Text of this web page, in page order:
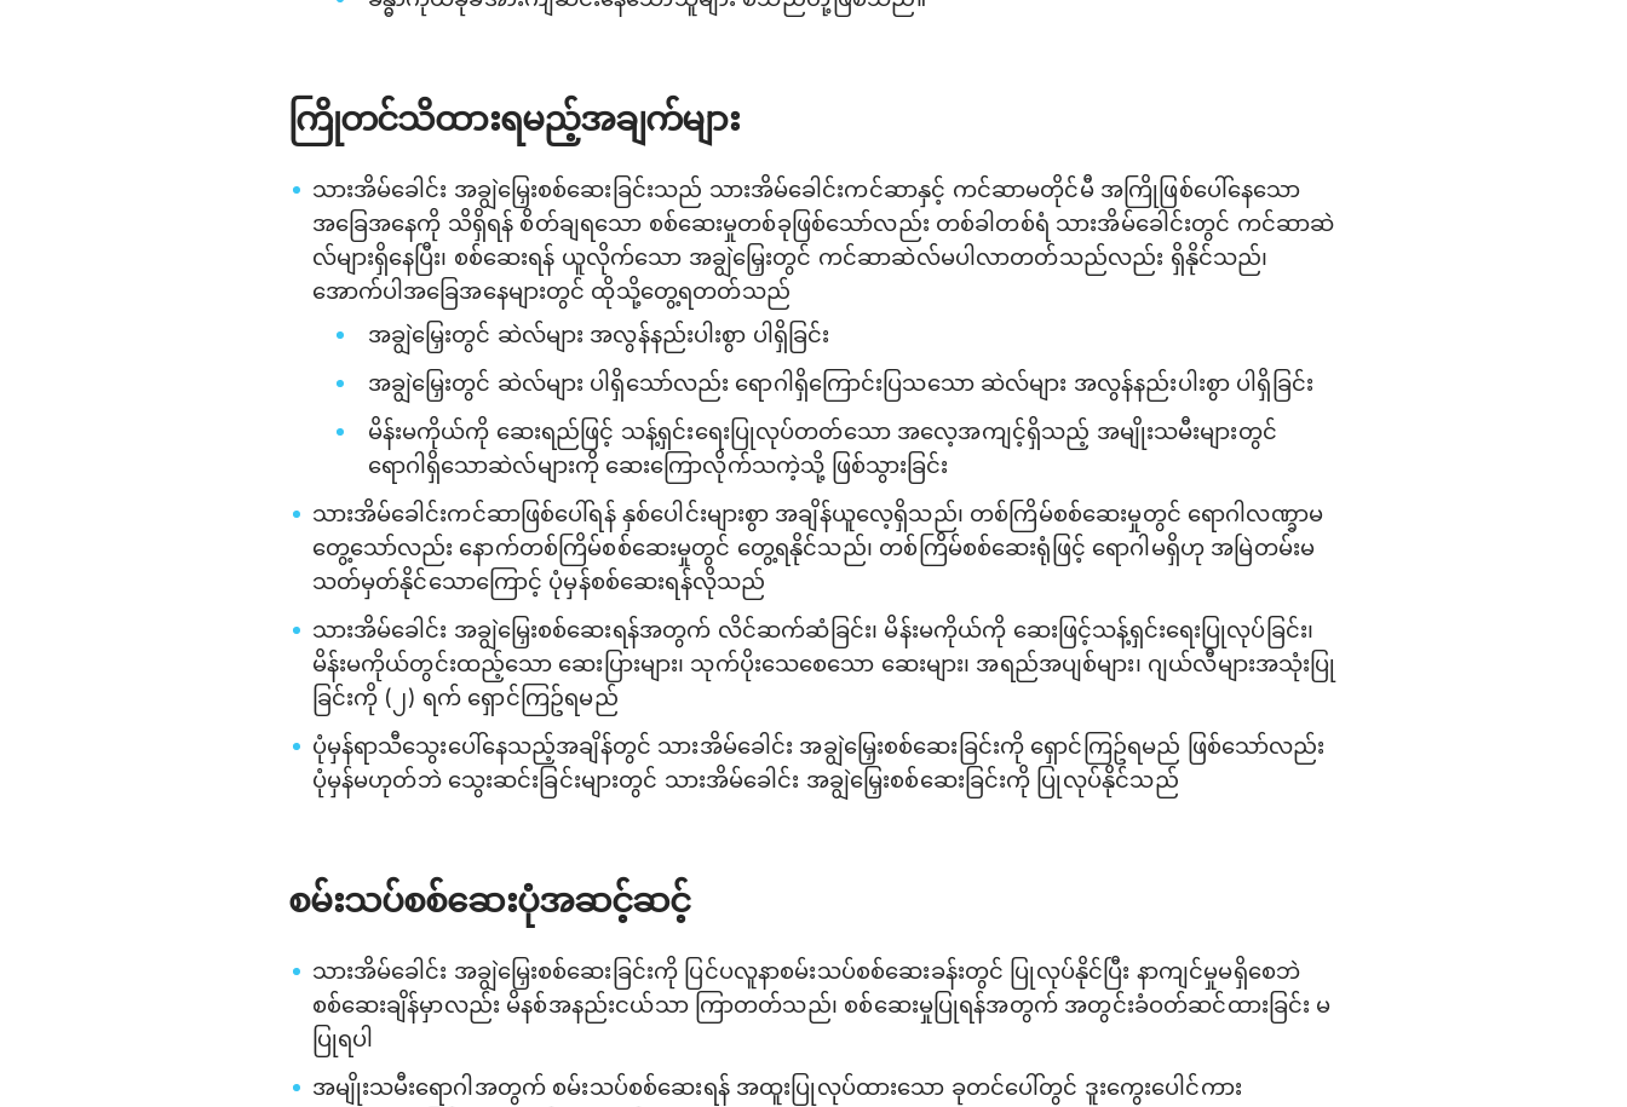
ကြိုတင်သိထားရမည့်အချက်များ
သားအိမ်ခေါင်း အချွဲမြှေးစစ်ဆေးခြင်းသည် သားအိမ်ခေါင်းကင်ဆာနှင့် ကင်ဆာမတိုင်မီ အကြိုဖြစ်ပေါ်နေသော
အခြေအနေကို သိရှိရန် စိတ်ချရသော စစ်ဆေးမှုတစ်ခုဖြစ်သော်လည်း တစ်ခါတစ်ရံ သားအိမ်ခေါင်းတွင် ကင်ဆာဆဲ
လ်များရှိနေပြီး၊ စစ်ဆေးရန် ယူလိုက်သော အချွဲမြှေးတွင် ကင်ဆာဆဲလ်မပါလာတတ်သည်လည်း ရှိနိုင်သည်၊
အောက်ပါအခြေအနေများတွင် ထိုသို့တွေ့ရတတ်သည်
အချွဲမြှေးတွင် ဆဲလ်များ အလွန်နည်းပါးစွာ ပါရှိခြင်း
အချွဲမြှေးတွင် ဆဲလ်များ ပါရှိသော်လည်း ရောဂါရှိကြောင်းပြသသော ဆဲလ်များ အလွန်နည်းပါးစွာ ပါရှိခြင်း
မိန်းမကိုယ်ကို ဆေးရည်ဖြင့် သန့်ရှင်းရေးပြုလုပ်တတ်သော အလေ့အကျင့်ရှိသည့် အမျိုးသမီးများတွင်
ရောဂါရှိသောဆဲလ်များကို ဆေးကြောလိုက်သကဲ့သို့ ဖြစ်သွားခြင်း
သားအိမ်ခေါင်းကင်ဆာဖြစ်ပေါ်ရန် နှစ်ပေါင်းများစွာ အချိန်ယူလေ့ရှိသည်၊ တစ်ကြိမ်စစ်ဆေးမှုတွင် ရောဂါလဏ္ခာမ
တွေ့သော်လည်း နောက်တစ်ကြိမ်စစ်ဆေးမှုတွင် တွေ့ရနိုင်သည်၊ တစ်ကြိမ်စစ်ဆေးရုံဖြင့် ရောဂါမရှိဟု အမြဲတမ်းမ
သတ်မှတ်နိုင်သောကြောင့် ပုံမှန်စစ်ဆေးရန်လိုသည်
သားအိမ်ခေါင်း အချွဲမြှေးစစ်ဆေးရန်အတွက် လိင်ဆက်ဆံခြင်း၊ မိန်းမကိုယ်ကို ဆေးဖြင့်သန့်ရှင်း‌ရေးပြုလုပ်ခြင်း၊
မိန်းမကိုယ်တွင်းထည့်သော ဆေးပြားများ၊ သုက်ပိုးသေစေသော ဆေးများ၊ အရည်အပျစ်များ၊ ဂျယ်လီများအသုံးပြု
ခြင်းကို (၂) ရက် ရှောင်ကြဥ်ရမည်
ပုံမှန်ရာသီသွေးပေါ်နေသည့်အချိန်တွင် သားအိမ်ခေါင်း အချွဲမြှေးစစ်ဆေးခြင်းကို ရှောင်ကြဥ်ရမည် ဖြစ်သော်လည်း
ပုံမှန်မဟုတ်ဘဲ သွေးဆင်းခြင်းများတွင် သားအိမ်ခေါင်း အချွဲမြှေးစစ်ဆေးခြင်းကို ပြုလုပ်နိုင်သည်
စမ်းသပ်စစ်ဆေးပုံအဆင့်ဆင့်
သားအိမ်ခေါင်း အချွဲမြှေးစစ်ဆေးခြင်းကို ပြင်ပလူနာစမ်းသပ်စစ်ဆေးခန်းတွင် ပြုလုပ်နိုင်ပြီး နာကျင်မှုမရှိစေဘဲ
စစ်ဆေးချိန်မှာလည်း မိနစ်အနည်းငယ်သာ ကြာတတ်သည်၊ စစ်ဆေးမှုပြုရန်အတွက် အတွင်းခံဝတ်ဆင်ထားခြင်း မ
ပြုရပါ
အမျိုးသမီးရောဂါအတွက် စမ်းသပ်စစ်ဆေးရန် အထူးပြုလုပ်ထားသော ခုတင်ပေါ်တွင် ဒူးကွေးပေါင်ကား